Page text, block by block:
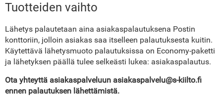
Tuotteiden vaihto
Lähetys palautetaan aina asiakaspalautuksena Postin
konttoriin, jolloin asiakas saa itselleen palautuksesta kuitin.
Käytettävä lähetysmuoto palautuksissa on Economy-paketti
ja lähetyksen päällä tulee selkeästi lukea: asiakaspalautus.
Ota yhteyttä asiakaspalveluun asiakaspalvelu@s-kiilto.fi
ennen palautuksen lähettämistä.